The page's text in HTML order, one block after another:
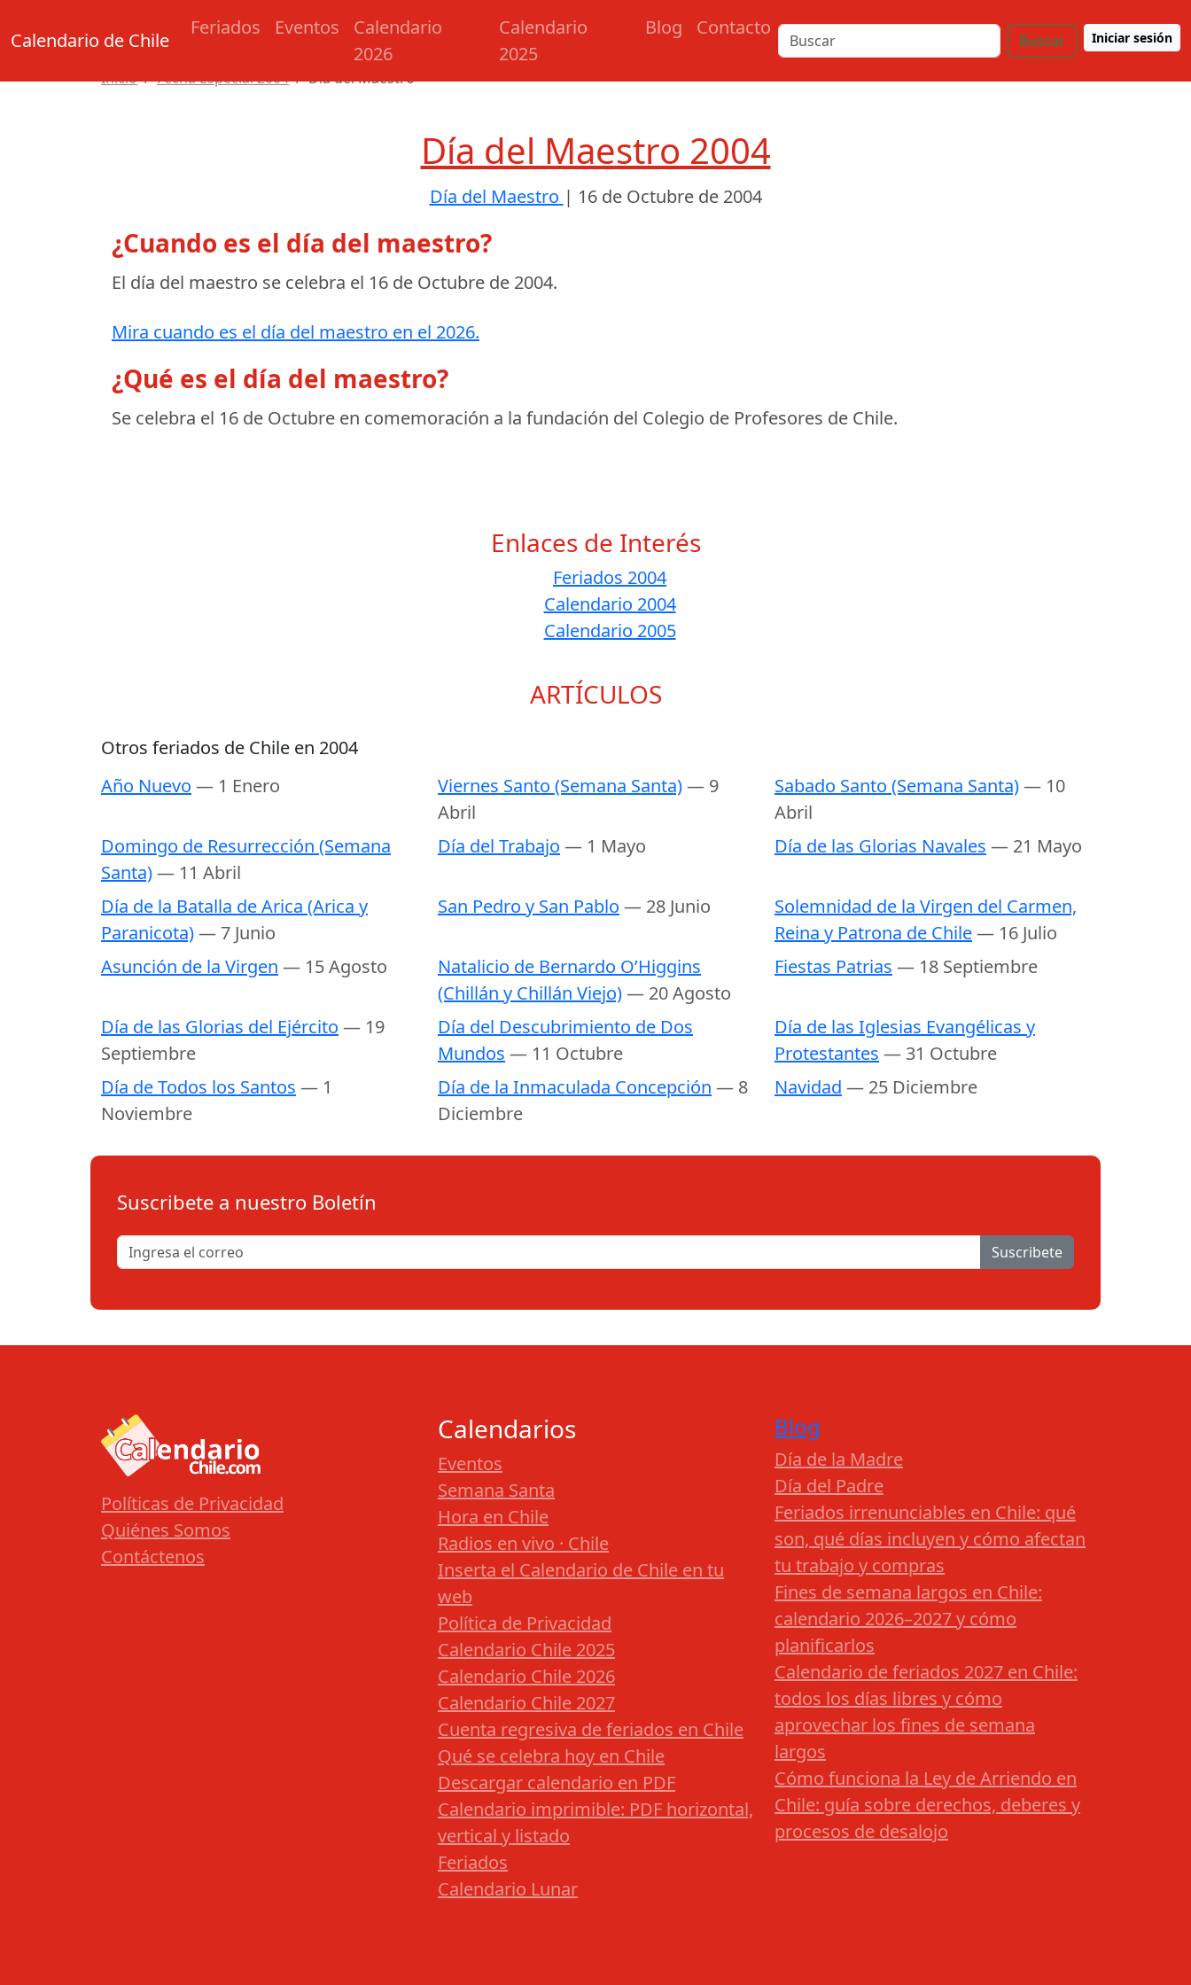
Calendario de Chile
Feriados Eventos
Calendario
2026
Calendario
2025
Blog Contacto
Buscar Iniciar sesión
Inicio Fecha Especial 2004 Día del Maestro
Día del Maestro 2004
Día del Maestro | 16 de Octubre de 2004
¿Cuando es el día del maestro?
El día del maestro se celebra el 16 de Octubre de 2004.
Mira cuando es el día del maestro en el 2026.
¿Qué es el día del maestro?
Se celebra el 16 de Octubre en comemoración a la fundación del Colegio de Profesores de Chile.
Enlaces de Interés
Feriados 2004
Calendario 2004
Calendario 2005
ARTÍCULOS
Otros feriados de Chile en 2004
Año Nuevo — 1 Enero Viernes Santo (Semana Santa)— 9
Abril
Sabado Santo (Semana Santa)— 10
Abril
Domingo de Resurrección (Semana
Santa)— 11 Abril
Día del Trabajo — 1 Mayo Día de las Glorias Navales — 21 Mayo
Día de la Batalla de Arica (Arica y
Paranicota)— 7 Junio
San Pedro y San Pablo — 28 Junio
Solemnidad de la Virgen del Carmen,
Reina y Patrona de Chile— 16 Julio
Asunción de la Virgen — 15 Agosto
Natalicio de Bernardo O’Higgins
(Chillán y Chillán Viejo)— 20 Agosto
Fiestas Patrias — 18 Septiembre
Día de las Glorias del Ejército — 19
Septiembre
Día del Descubrimiento de Dos
Mundos — 11 Octubre
Día de las Iglesias Evangélicas y
Protestantes — 31 Octubre
Día de Todos los Santos — 1
Noviembre
Día de la Inmaculada Concepción — 8
Diciembre
Navidad — 25 Diciembre
Suscribete a nuestro Boletín
Suscribete
Políticas de Privacidad
Quiénes Somos
Contáctenos
Calendarios
Eventos
Semana Santa
Hora en Chile
Radios en vivo · Chile
Inserta el Calendario de Chile en tu
web
Política de Privacidad
Calendario Chile 2025
Calendario Chile 2026
Calendario Chile 2027
Cuenta regresiva de feriados en Chile
Qué se celebra hoy en Chile
Descargar calendario en PDF
Calendario imprimible: PDF horizontal,
vertical y listado
Feriados
Calendario Lunar
Blog
Día de la Madre
Día del Padre
Feriados irrenunciables en Chile: qué
son, qué días incluyen y cómo afectan
tu trabajo y compras
Fines de semana largos en Chile:
calendario 2026–2027 y cómo
planificarlos
Calendario de feriados 2027 en Chile:
todos los días libres y cómo
aprovechar los fines de semana
largos
Cómo funciona la Ley de Arriendo en
Chile: guía sobre derechos, deberes y
procesos de desalojo